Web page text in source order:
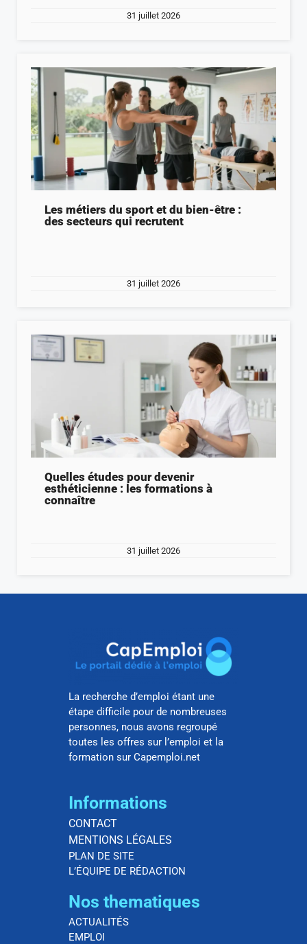
31 juillet 2026
Les métiers du sport et du bien-être :
des secteurs qui recrutent
31 juillet 2026
Quelles études pour devenir
esthéticienne : les formations à
connaître
31 juillet 2026
La recherche d’emploi étant une
étape difficile pour de nombreuses
personnes, nous avons regroupé
toutes les offres sur l’emploi et la
formation sur Capemploi.net
Informations
CONTACT
MENTIONS LÉGALES
PLAN DE SITE
L’ÉQUIPE DE RÉDACTION
Nos thematiques
ACTUALITÉS
EMPLOI